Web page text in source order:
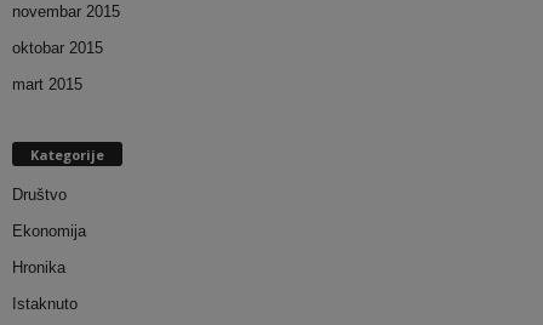
novembar 2015
oktobar 2015
mart 2015
Kategorije
Društvo
Ekonomija
Hronika
Istaknuto